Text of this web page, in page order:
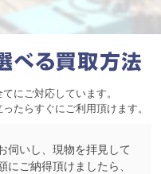
にご対応しています。
たらすぐにご利用頂けます。
伺いし、現物を拝見して
にご納得頂けましたら、